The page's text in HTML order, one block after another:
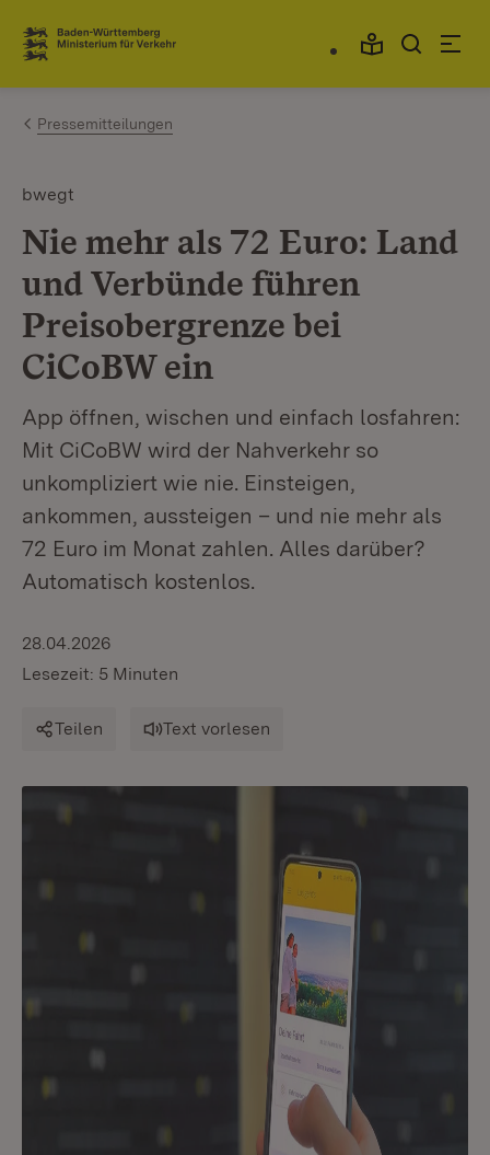
Zum Inhalt springen
Link zur Startseite
Pressemitteilungen
bwegt
Nie mehr als 72 Euro: Land
und Verbünde führen
Preisobergrenze bei
CiCoBW ein
App öffnen, wischen und einfach losfahren:
Mit CiCoBW wird der Nahverkehr so
unkompliziert wie nie. Einsteigen,
ankommen, aussteigen – und nie mehr als
72 Euro im Monat zahlen. Alles darüber?
Automatisch kostenlos.
28.04.2026
Lesezeit: 5 Minuten
Teilen Text vorlesen